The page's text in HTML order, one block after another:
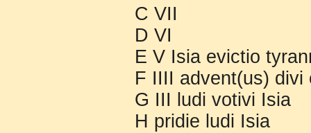
C VII
D VI
E V Isia evictio
F IIII advent(us)
G III ludi votivi Isia
H pridie ludi Isia